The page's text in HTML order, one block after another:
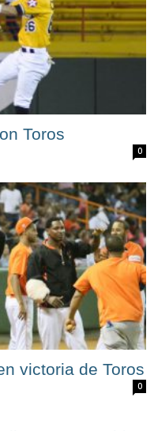
Toros
0
victoria de Toros
0